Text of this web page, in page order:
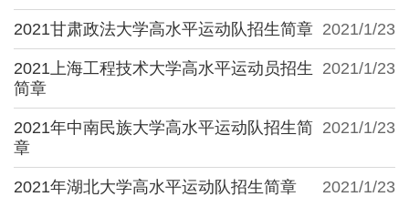
2021/1/23
2021甘肃政法大学高水平运动队招生简章
2021/1/23
2021上海工程技术大学高水平运动员招生
简章
2021/1/23
2021年中南民族大学高水平运动队招生简
章
2021/1/23
2021年湖北大学高水平运动队招生简章